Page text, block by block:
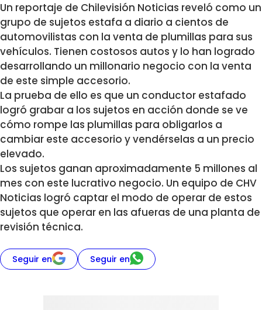
Un reportaje de Chilevisión Noticias reveló como un
grupo de sujetos estafa a diario a cientos de
automovilistas con la venta de plumillas para sus
vehículos. Tienen costosos autos y lo han logrado
desarrollando un millonario negocio con la venta
de este simple accesorio.
La prueba de ello es que un conductor estafado
logró grabar a los sujetos en acción donde se ve
cómo rompe las plumillas para obligarlos a
cambiar este accesorio y vendérselas a un precio
elevado.
Los sujetos ganan aproximadamente 5 millones al
mes con este lucrativo negocio. Un equipo de CHV
Noticias logró captar el modo de operar de estos
sujetos que operar en las afueras de una planta de
revisión técnica.
Seguir en Seguir en